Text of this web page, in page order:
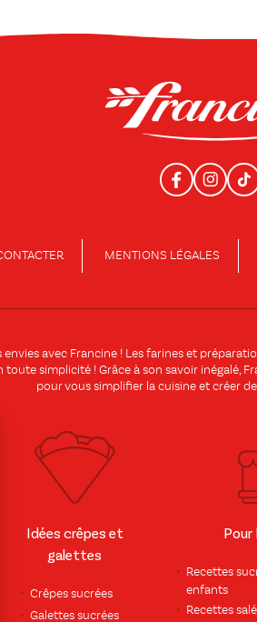
MENTIONS LÉGALES
envies avec Francine ! Les farines et
toute simplicité ! Grâce à son savoir inégalé,
pour vous simplifier la cuisine et créer
Idées crêpes et
galettes
Crêpes sucrées
Galettes sucrées
Recettes
enfants
Recettes